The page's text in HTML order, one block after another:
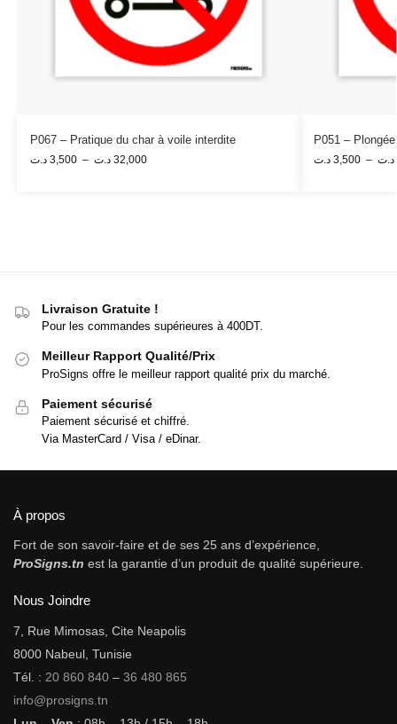
P067 – Pratique du char à voile interdite
3,500 د.ت – 32,000 د.ت
P051 –
3,500 د.ت – د.ت
Livraison Gratuite !
Pour les commandes supérieures à 400DT.
Meilleur Rapport Qualité/Prix
ProSigns offre le meilleur rapport qualité prix du marché.
Paiement sécurisé
Paiement sécurisé et chiffré.
Via MasterCard / Visa / eDinar.
À propos
Fort de son savoir-faire et de ses 25 ans d’expérience,
ProSigns.tn est la garantie d’un produit de qualité supérieure.
Nous Joindre
7, Rue Mimosas, Cite Neapolis
8000 Nabeul, Tunisie
Tél. : 20 860 840 – 36 480 865
info@prosigns.tn